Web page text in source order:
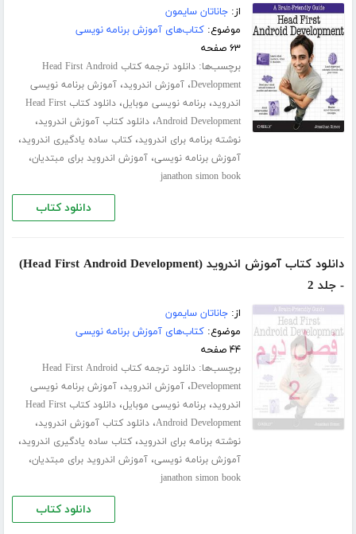
از:جاناتان سایمون
موضوع:کتاب‌های آموزش برنامه نویسی
۶۳ صفحه
برچسب‌ها:
دانلود ترجمه کتاب Head First Android
Development،آموزش اندروید،آموزش برنامه نویسی
اندروید،برنامه نویسی موبایل،
دانلود کتاب Head First
Android Development،دانلود کتاب آموزش اندروید،
نوشته برنامه برای اندروید،کتاب ساده یادگیری اندروید،
آموزش برنامه نویسی،آموزش اندروید برای مبتدیان،
janathon simon book
دانلود کتاب
دانلود کتاب آموزش اندروید (Head First Android Development)
- جلد 2
از:جاناتان سایمون
موضوع:کتاب‌های آموزش برنامه نویسی
۴۴ صفحه
برچسب‌ها:
دانلود ترجمه کتاب Head First Android
Development،آموزش اندروید،آموزش برنامه نویسی
اندروید،برنامه نویسی موبایل،
دانلود کتاب Head First
Android Development،دانلود کتاب آموزش اندروید،
نوشته برنامه برای اندروید،کتاب ساده یادگیری اندروید،
آموزش برنامه نویسی،آموزش اندروید برای مبتدیان،
janathon simon book
دانلود کتاب